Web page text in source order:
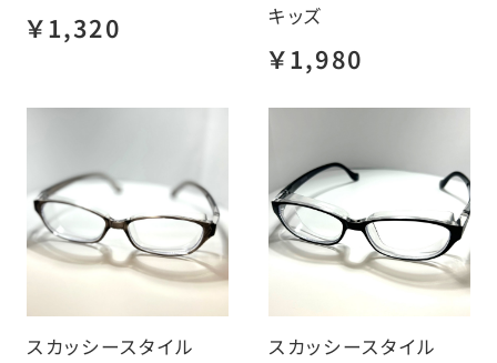
￥1,320
キッズ
￥1,980
スカッシースタイル
スカッシースタイル